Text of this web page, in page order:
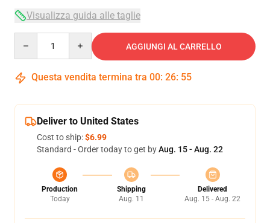
Visualizza guida alle taglie
AGGIUNGI AL CARRELLO
Questa vendita termina tra 00: 26: 54
Deliver to United States
Cost to ship:$6.99
Standard - Order today to get byAug. 15 - Aug. 22
Production
Today
Shipping
Aug. 11
Delivered
Aug. 15 - Aug. 22